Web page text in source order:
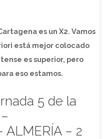
es un X2. Vamos
está mejor colocado
es superior, pero
eso estamos.
5 de la
ALMERÍA – 2